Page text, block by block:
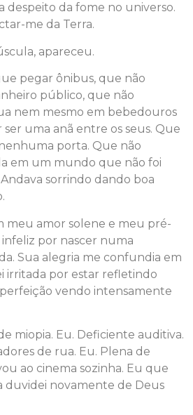
despeito da fome no universo.
me da Terra.
apareceu.
pegar ônibus, que não
público, que não
nem mesmo em bebedouros
ser uma anã entre os seus. Que
porta. Que não
em um mundo que não foi
sorrindo dando boa
meu amor solene e meu pré-
por nascer numa
Sua alegria me confundia em
irritada por estar refletindo
vendo intensamente
miopia. Eu. Deficiente auditiva.
de rua. Eu. Plena de
ao cinema sozinha. Eu que
duvidei novamente de Deus